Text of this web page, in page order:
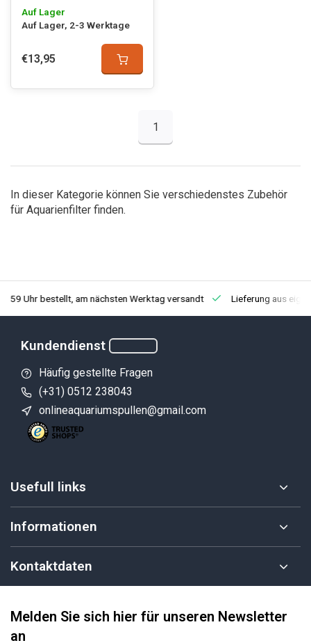
Auf Lager
Auf Lager, 2-3 Werktage
€13,95
1
In dieser Kategorie können Sie verschiedenstes Zubehör
für Aquarienfilter finden.
Uhr bestellt, am nächsten Werktag versandt Lieferung aus
Kundendienst
Häufig gestellte Fragen
(+31) 0512 238043
onlineaquariumspullen@gmail.com
Usefull links
Informationen
Kontaktdaten
Melden Sie sich hier für unseren Newsletter
an